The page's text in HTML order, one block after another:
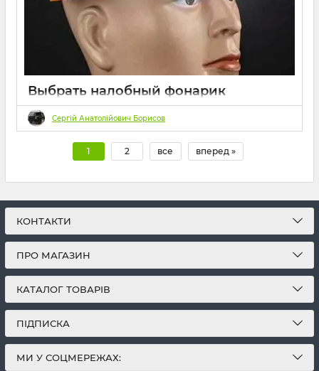
Выбрать налобный фонарик
10 2023
Сергій Анатолійович Борисов
1 2 все вперед »
КОНТАКТИ
ПРО МАГАЗИН
КАТАЛОГ ТОВАРІВ
ПІДПИСКА
МИ У СОЦМЕРЕЖАХ: